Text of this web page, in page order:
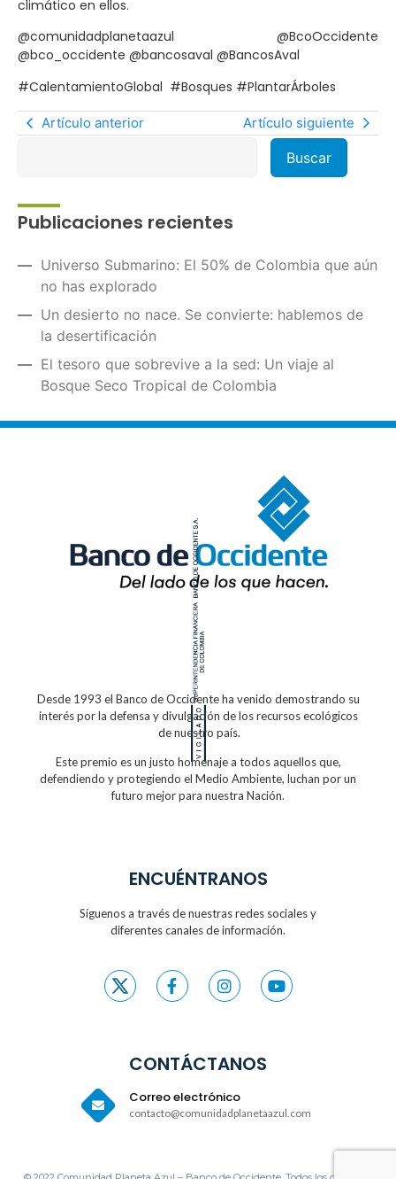
climático en ellos.
@comunidadplanetaazul @BcoOccidente
@bco_occidente @bancosaval @BancosAval
#CalentamientoGlobal #Bosques #PlantarÁrboles
Artículo anterior Artículo siguiente
Publicaciones recientes
Universo Submarino: El 50% de Colombia que aún
no has explorado
Un desierto no nace. Se convierte: hablemos de
la desertificación
El tesoro que sobrevive a la sed: Un viaje al
Bosque Seco Tropical de Colombia
Desde 1993 el Banco de Occidenteha venido demostrando su
interés por la defensa y divulgación de los recursos ecológicos
de nuestro país.
Este premio es un justo homenaje a todosaquellos que,
defendiendo y protegiendo el Medio Ambiente, luchan por un
futuro mejor para nuestra Nación.
ENCUÉNTRANOS
Síguenos a través de nuestras redes sociales y
diferentes canales de información.
CONTÁCTANOS
Correo electrónico
contacto@comunidadplanetaazul.com